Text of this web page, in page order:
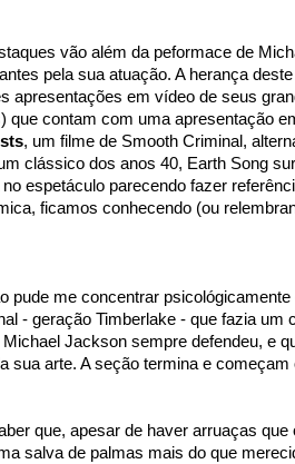
vão além da peformace de
pela sua atuação. A herança
apresentações em vídeo de seus
que contam com uma apresentação
, um filme de Smooth Criminal,
clássico dos anos 40, Earth Song
espetáculo parecendo fazer
ficamos conhecendo (ou
pude me concentrar
- geração Timberlake - que fazia
Michael Jackson sempre defendeu, e
sua arte. A seção termina e
que, apesar de haver arruaças
salva de palmas mais do que